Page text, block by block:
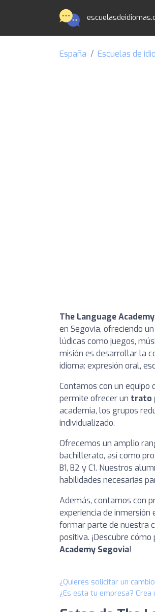
España Escuelas de
The Language
en Segovia, ofreciendo
lúdicas como juegos,
misión es desarrollar la
idioma: expresión oral,
Contamos con un equipo
permite ofrecer un trato
academia, los grupos
individualizado.
Ofrecemos un amplio
bachillerato, así como
B1, B2 y C1. Nuestros
habilidades necesarias
Además, contamos con
experiencia de
formar parte de nuestra
positiva. ¡Descubre
Academy Segovia!
¿Quieres solicitar un
¿Es esta tu empresa?